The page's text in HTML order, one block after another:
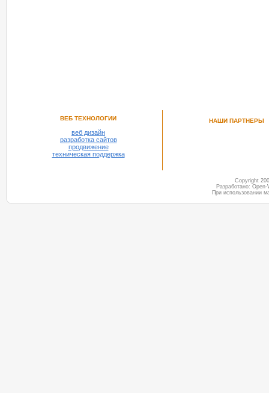
ВЕБ ТЕХНОЛОГИИ
веб дизайн
разработка сайтов
продвижение
техническая поддержка
НАШИ ПАРТНЕРЫ
Copyright
Разработано:
При использовании